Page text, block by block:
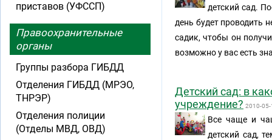
детский сад.
день будет проводить
садик, чтобы он
возможно у вас есть
Детский сад: в
учреждение? 2010-05-
Все чаще и
детский сад,
приставов (УФССП)
Правоохранительные
органы
Группы разбора ГИБДД
Отделения ГИБДД (МРЭО,
ТНРЭР)
Отделения полиции
(Отделы МВД, ОВД)